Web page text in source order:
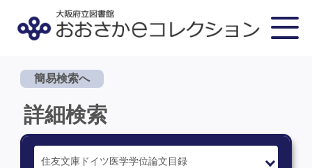
簡易検索へ
詳細検索